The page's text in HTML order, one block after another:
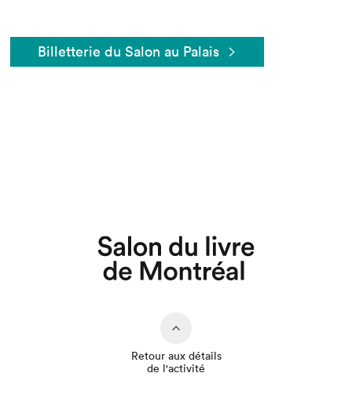
Billetterie du Salon au Palais
Retour aux détails
de l'activité